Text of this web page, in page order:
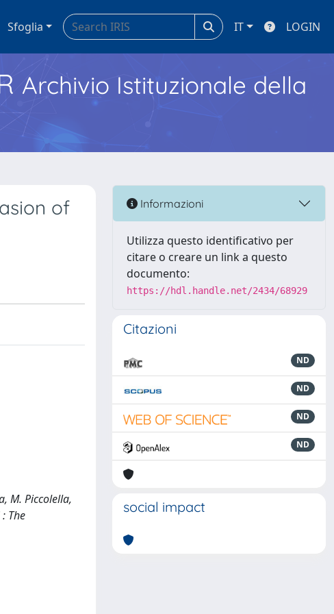
Sfoglia IT LOGIN
Archivio Istituzionale della
of
M. Piccolella,
The
Informazioni
Utilizza questo identificativo per
citare o creare un link a questo
documento:
https://hdl.handle.net/2434/68929
Citazioni
ND
ND
ND
ND
social impact